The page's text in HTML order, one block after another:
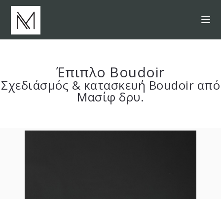
Έπιπλο Boudoir
Σχεδιάσμός & κατασκευή Boudoir από
Μασίφ δρυ.